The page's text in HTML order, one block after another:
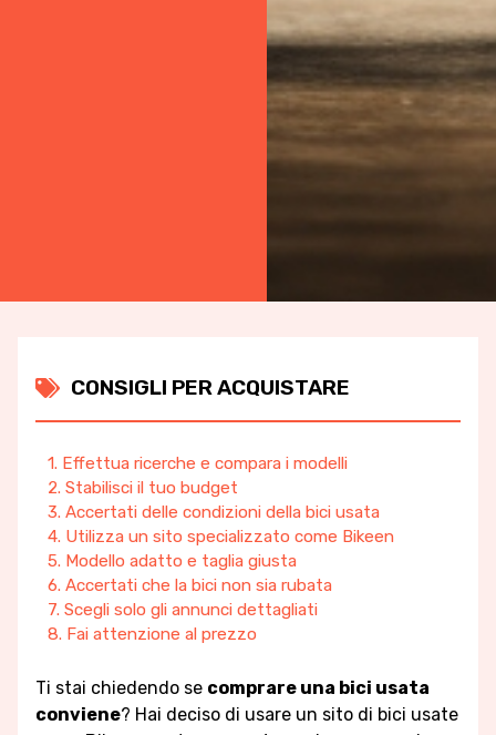
CONSIGLI PER ACQUISTARE
1. Effettua ricerche e compara i modelli
2. Stabilisci il tuo budget
3. Accertati delle condizioni della bici usata
4. Utilizza un sito specializzato come Bikeen
5. Modello adatto e taglia giusta
6. Accertati che la bici non sia rubata
7. Scegli solo gli annunci dettagliati
8. Fai attenzione al prezzo
Ti stai chiedendo se comprare una bici usata
conviene? Hai deciso di usare un sito di bici usate